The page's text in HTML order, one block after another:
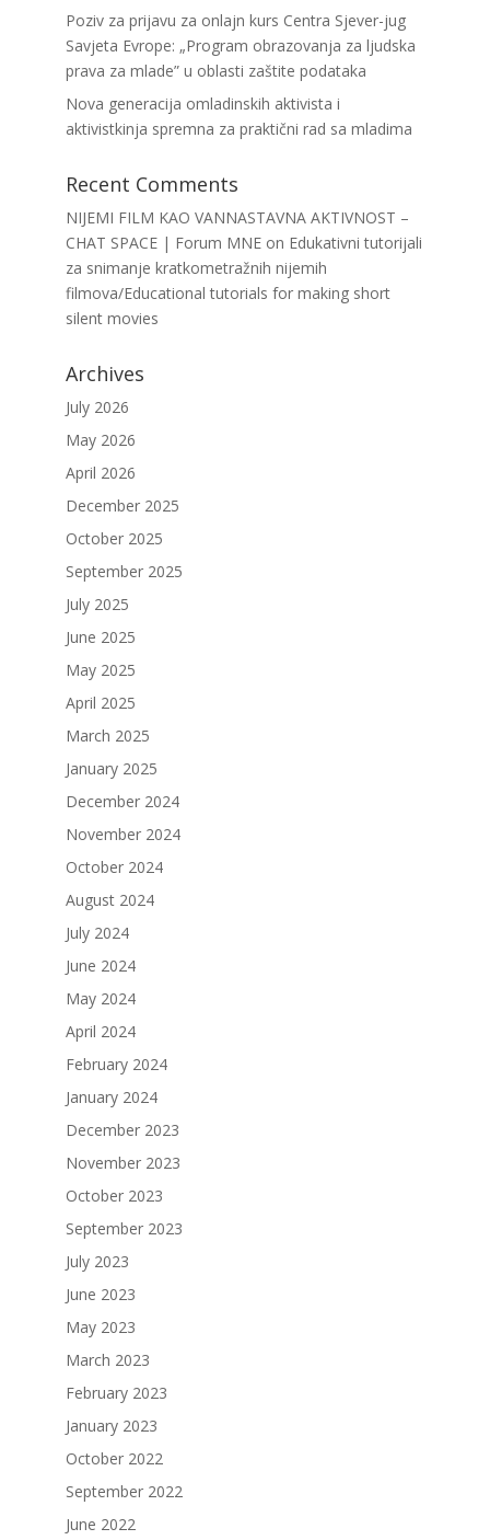
Poziv za prijavu za onlajn kurs Centra Sjever-jug
Savjeta Evrope: „Program obrazovanja za ljudska
prava za mlade” u oblasti zaštite podataka
Nova generacija omladinskih aktivista i
aktivistkinja spremna za praktični rad sa mladima
Recent Comments
NIJEMI FILM KAO VANNASTAVNA AKTIVNOST –
CHAT SPACE | Forum MNEon Edukativni tutorijali
za snimanje kratkometražnih nijemih
filmova/Educational tutorials for making short
silent movies
Archives
July 2026
May 2026
April 2026
December 2025
October 2025
September 2025
July 2025
June 2025
May 2025
April 2025
March 2025
January 2025
December 2024
November 2024
October 2024
August 2024
July 2024
June 2024
May 2024
April 2024
February 2024
January 2024
December 2023
November 2023
October 2023
September 2023
July 2023
June 2023
May 2023
March 2023
February 2023
January 2023
October 2022
September 2022
June 2022